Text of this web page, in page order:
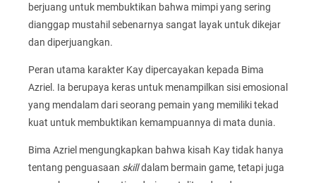
berjuang untuk membuktikan bahwa mimpi yang sering
dianggap mustahil sebenarnya sangat layak untuk dikejar
dan diperjuangkan.
Peran utama karakter Kay dipercayakan kepada Bima
Azriel. Ia berupaya keras untuk menampilkan sisi emosional
yang mendalam dari seorang pemain yang memiliki tekad
kuat untuk membuktikan kemampuannya di mata dunia.
Bima Azriel mengungkapkan bahwa kisah Kay tidak hanya
tentang penguasaan skilldalam bermain game, tetapi juga